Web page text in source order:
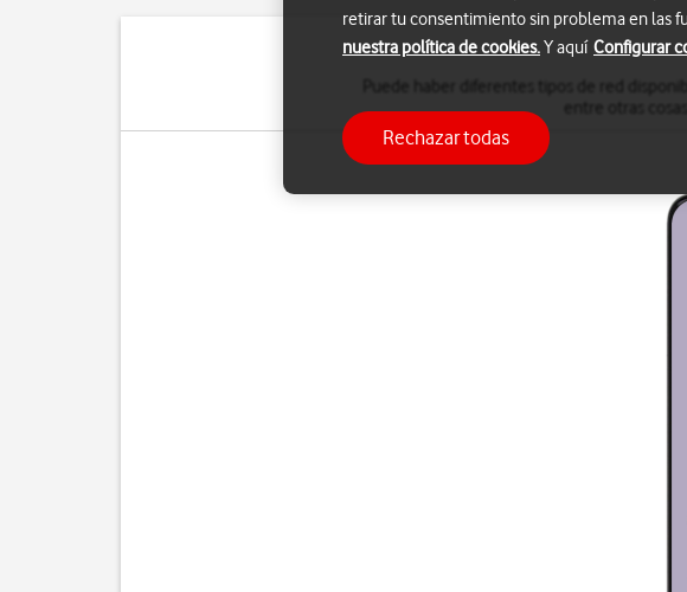
retirar tu consentimiento sin problema en las
nuestra política de cookies.Y aquí Configurar
Rechazar todas